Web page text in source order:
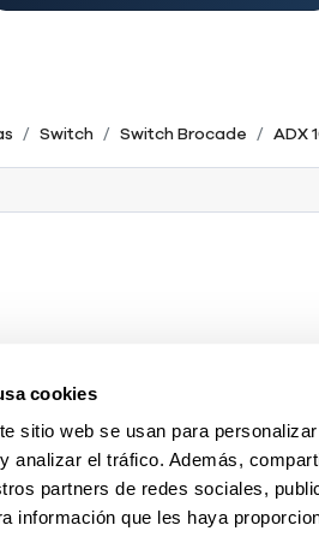
cookies
sitio web se usan para
analizar el tráfico. Además,
partners de redes sociales,
información que les haya
Switch Switch Brocade ADX